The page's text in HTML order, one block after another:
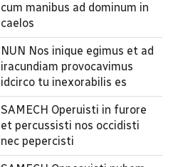
cum manibus ad dominum in
caelos
NUN Nos inique egimus et ad
iracundiam provocavimus
idcirco tu inexorabilis es
SAMECH Operuisti in furore
et percussisti nos occidisti
nec pepercisti